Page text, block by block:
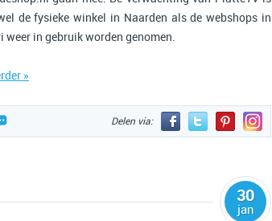
de fysieke winkel in Naarden als de webshops in
weer in gebruik worden genomen.
»
Delen via:
30
jan